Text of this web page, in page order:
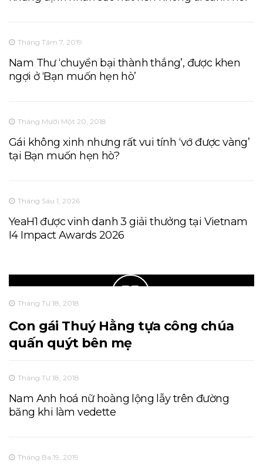
Tháng Tám 7, 2019
Nam Thư ‘chuyển bại thành thắng’, được khen
ngợi ở ‘Bạn muốn hẹn hò’
Tháng Mười Một 20, 2018
Gái không xinh nhưng rất vui tính ‘vớ được vàng’
tại Bạn muốn hẹn hò?
Tháng Sáu 1, 2026
YeaH1 được vinh danh 3 giải thưởng tại Vietnam
I4 Impact Awards 2026
Tháng Tư 18, 2018
Con gái Thuý Hằng tựa công chúa
quấn quýt bên mẹ
Tháng Tư 18, 2018
Nam Anh hoá nữ hoàng lộng lẫy trên đường
băng khi làm vedette
Tháng Ba 19, 2019